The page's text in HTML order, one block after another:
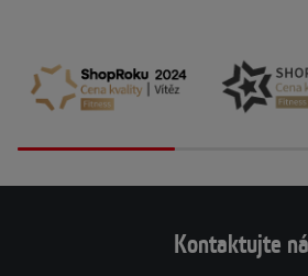
Kontaktujte